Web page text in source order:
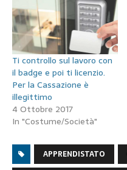
Ti controllo sul lavoro con
il badge e poi ti licenzio.
Per la Cassazione è
illegittimo
4 Ottobre 2017
In "Costume/Società"
APPRENDISTATO